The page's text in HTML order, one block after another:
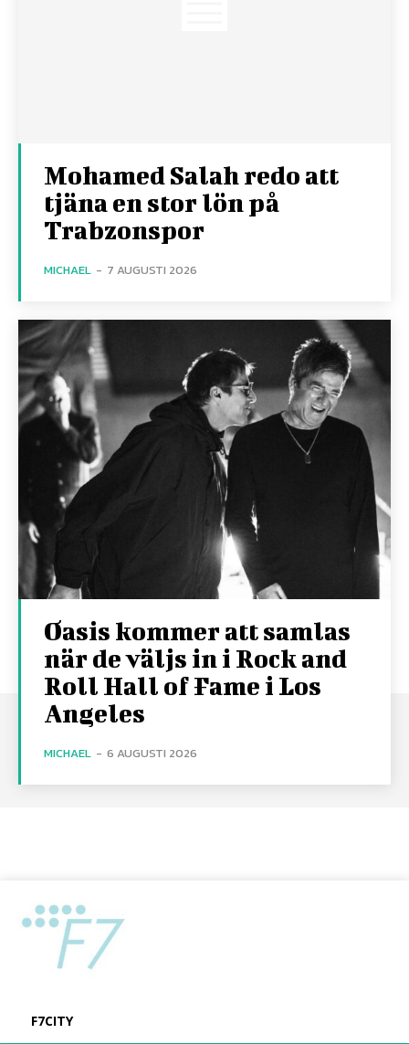
Mohamed Salah redo att
tjäna en stor lön på
Trabzonspor
MICHAEL - 7 AUGUSTI 2026
Oasis kommer att samlas
när de väljs in i Rock and
Roll Hall of Fame i Los
Angeles
MICHAEL - 6 AUGUSTI 2026
F7CITY